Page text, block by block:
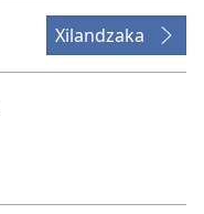
Xilandzaka